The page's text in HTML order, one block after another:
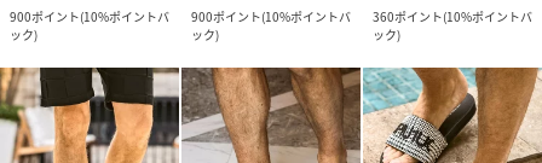
900ポイント(10%ポイントバ
ック)
900ポイント(10%ポイントバ
ック)
360ポイント(10%ポイントバ
ック)